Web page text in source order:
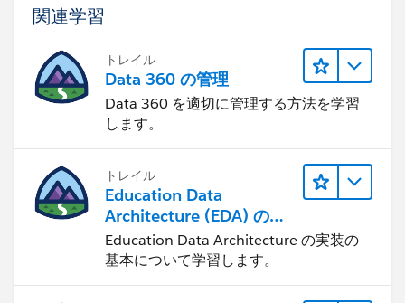
関連学習
トレイル
Data 360 の管理
Data 360 を適切に管理する方法を学習
します。
トレイル
Education Data
Architecture (EDA) の管
理
Education Data Architecture の実装の
基本について学習します。